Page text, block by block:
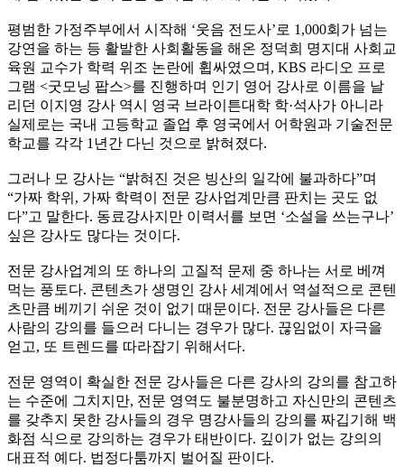
평범한 가정주부에서 시작해 ‘웃음 전도사’로 1,000회가 넘는
강연을 하는 등 활발한 사회활동을 해온 정덕희 명지대 사회교
육원 교수가 학력 위조 논란에 휩싸였으며, KBS 라디오 프로
그램 <굿모닝 팝스>를 진행하며 인기 영어 강사로 이름을 날
리던 이지영 강사 역시 영국 브라이튼대학 학·석사가 아니라
실제로는 국내 고등학교 졸업 후 영국에서 어학원과 기술전문
학교를 각각 1년간 다닌 것으로 밝혀졌다.
그러나 모 강사는 “밝혀진 것은 빙산의 일각에 불과하다”며
“가짜 학위, 가짜 학력이 전문 강사업계만큼 판치는 곳도 없
다”고 말한다. 동료강사지만 이력서를 보면 ‘소설을 쓰는구나’
싶은 강사도 많다는 것이다.
전문 강사업계의 또 하나의 고질적 문제 중 하나는 서로 베껴
먹는 풍토다. 콘텐츠가 생명인 강사 세계에서 역설적으로 콘텐
츠만큼 베끼기 쉬운 것이 없기 때문이다. 전문 강사들은 다른
사람의 강의를 들으러 다니는 경우가 많다. 끊임없이 자극을
얻고, 또 트렌드를 따라잡기 위해서다.
전문 영역이 확실한 전문 강사들은 다른 강사의 강의를 참고하
는 수준에 그치지만, 전문 영역도 불분명하고 자신만의 콘텐츠
를 갖추지 못한 강사들의 경우 명강사들의 강의를 짜깁기해 백
화점 식으로 강의하는 경우가 태반이다. 깊이가 없는 강의의
대표적 예다. 법정다툼까지 벌어질 판이다.